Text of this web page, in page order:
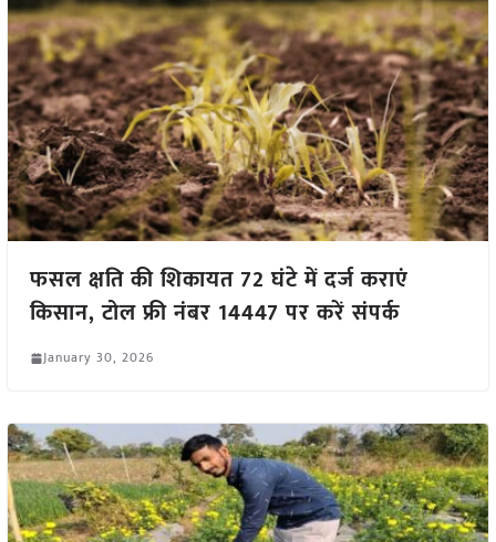
फसल क्षति की शिकायत 72 घंटे में दर्ज कराएं
किसान, टोल फ्री नंबर 14447 पर करें संपर्क
January 30, 2026